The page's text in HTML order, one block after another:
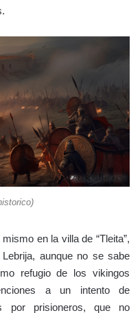
en la villa de “Tleita”,
aunque no se sabe
refugio de los vikingos
a un intento de
por prisioneros, que no